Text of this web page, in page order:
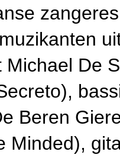
Michael De
Beren
Minded),